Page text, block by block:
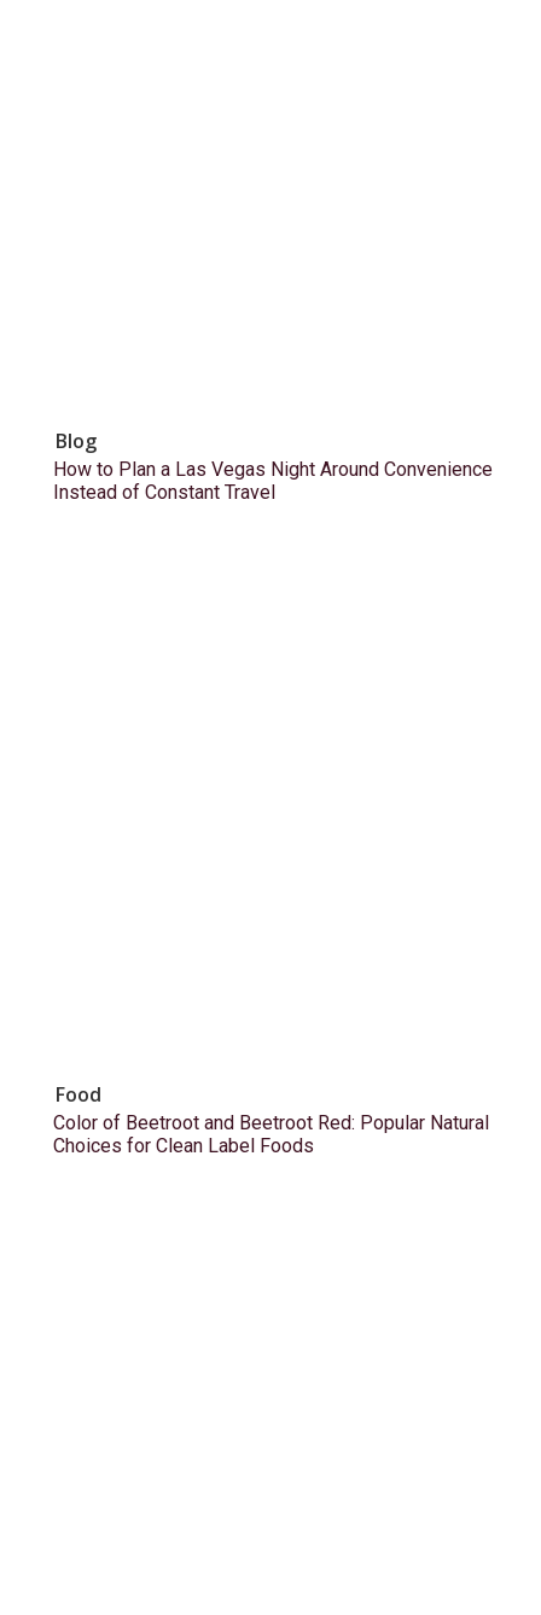
Blog
How to Plan a Las Vegas Night Around Convenience
Instead of Constant Travel
Food
Color of Beetroot and Beetroot Red: Popular Natural
Choices for Clean Label Foods